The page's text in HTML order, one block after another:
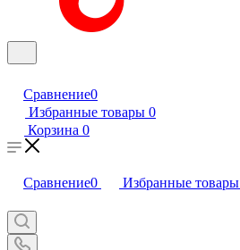
Сравнение0
Избранные товары 0
Корзина 0
Сравнение0 Избранные товары